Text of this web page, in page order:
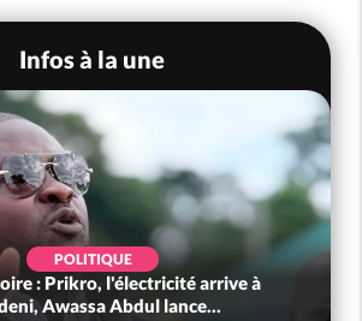
Infos à la une
POLITIQUE
: Prikro, l'électricité arrive à
Awassa Abdul lance...